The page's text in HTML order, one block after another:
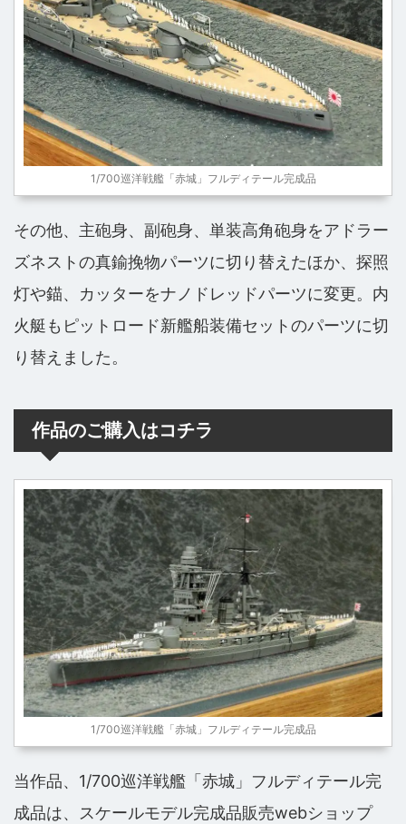
1/700巡洋戦艦「赤城」フルディテール完成品
その他、主砲身、副砲身、単装高角砲身をアドラー
ズネストの真鍮挽物パーツに切り替えたほか、探照
灯や錨、カッターをナノドレッドパーツに変更。内
火艇もピットロード新艦船装備セットのパーツに切
り替えました。
作品のご購入はコチラ
1/700巡洋戦艦「赤城」フルディテール完成品
当作品、1/700巡洋戦艦「赤城」フルディテール完
成品は、スケールモデル完成品販売webショップ